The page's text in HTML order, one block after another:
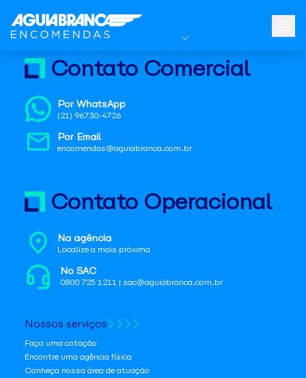
Contato Comercial
Por WhatsApp
(21) 96730-4726
Por Email
encomendas@aguiabranca.com.br
Contato Operacional
Na agência
Localize a mais próxima
No SAC
0800 725 1211 | sac@aguiabranca.com.br
Nossos serviços
Faça uma cotação
Encontre uma agência física
Conheça nossa área de atuação